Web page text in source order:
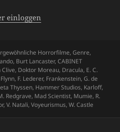
einloggen
Horrorfilme,Genre,
, Burt Lancaster,CABINET
Clive, Doktor Moreau, Dracula, E. C.
, F. Lederer, Frankenstein,G. de
Thyssen, Hammer Studios, Karloff,
Redgrave, Mad Scientist, Mumie, R.
,V. Natali,Voyeurismus,W. Castle